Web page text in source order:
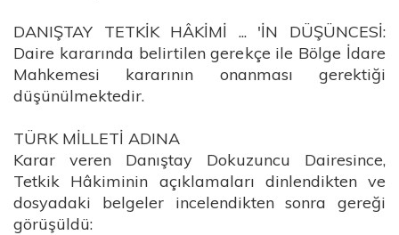
DANIŞTAY TETKİK HÂKİMİ ... 'İN DÜŞÜNCESİ:
Daire kararında belirtilen gerekçe ile Bölge İdare
Mahkemesi kararının onanması gerektiği
düşünülmektedir.
TÜRK MİLLETİ ADINA
Karar veren Danıştay Dokuzuncu Dairesince,
Tetkik Hâkiminin açıklamaları dinlendikten ve
dosyadaki belgeler incelendikten sonra gereği
görüşüldü: